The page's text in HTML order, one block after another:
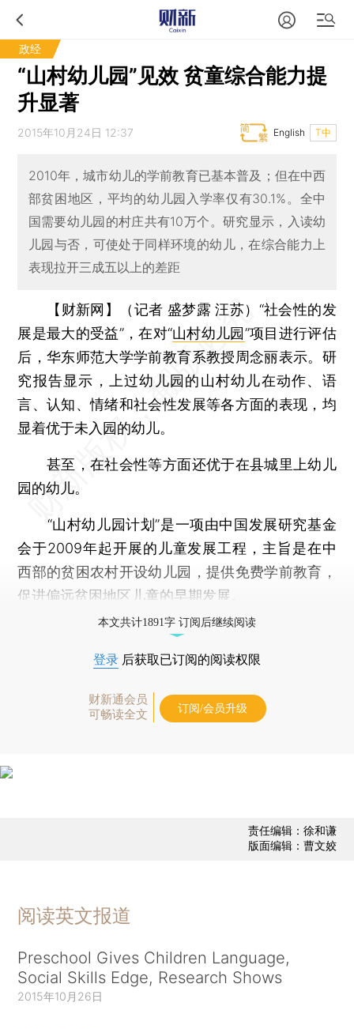
政经
“山村幼儿园”见效 贫童综合能力提
升显著
2015年10月24日 12:37 T中
English
2010年，城市幼儿的学前教育已基本普及；但在中西
部贫困地区，平均的幼儿园入学率仅有30.1%。全中
国需要幼儿园的村庄共有10万个。研究显示，入读幼
儿园与否，可使处于同样环境的幼儿，在综合能力上
表现拉开三成五以上的差距
【财新网】（记者 盛梦露 汪苏） “社会性的发
展是最大的受益”，在对“山村幼儿园”项目进行评估
后，华东师范大学学前教育系教授周念丽表示。研
究报告显示，上过幼儿园的山村幼儿在动作、语
言、认知、情绪和社会性发展等各方面的表现，均
显着优于未入园的幼儿。
甚至，在社会性等方面还优于在县城里上幼儿
园的幼儿。
“山村幼儿园计划”是一项由中国发展研究基金
会于2009年起开展的儿童发展工程，主旨是在中
西部的贫困农村开设幼儿园，提供免费学前教育，
促进偏远贫困地区儿童的早期发展。
本文共计1891字 订阅后继续阅读
登录 后获取已订阅的阅读权限
财新通会员
可畅读全文
订阅/会员升级
责任编辑：徐和谦
版面编辑：曹文姣
阅读英文报道
Preschool Gives Children Language,
Social Skills Edge, Research Shows
2015年10月26日